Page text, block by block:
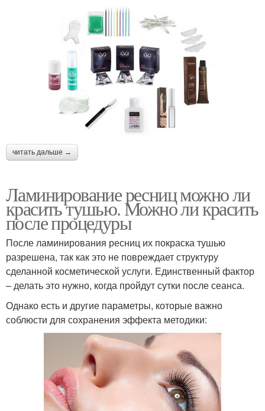
читать дальше →
Ламинирование ресниц можно ли
красить тушью. Можно ли красить
после процедуры
После ламинирования ресниц их покраска тушью
разрешена, так как это не повреждает структуру
сделанной косметической услуги. Единственный фактор
– делать это нужно, когда пройдут сутки после сеанса.
Однако есть и другие параметры, которые важно
соблюсти для сохранения эффекта методики: